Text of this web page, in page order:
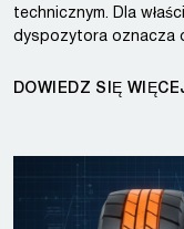
technicznym. Dla
dyspozytora oznacza
DOWIEDZ SIĘ